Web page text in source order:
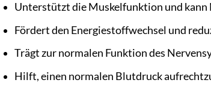
Unterstützt die Muskelfunktion und kann
Fördert den Energiestoffwechsel und
Trägt zur normalen Funktion des
Hilft, einen normalen Blutdruck